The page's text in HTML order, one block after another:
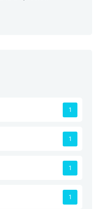
1
1
1
1